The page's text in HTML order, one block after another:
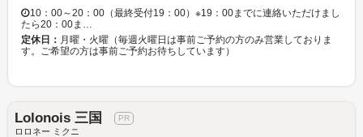
10：00～20：00（最終受付19：00）※19：00までに連絡いただけまし
たら20：00ま…
定休日： 月曜・火曜（毎週火曜日は事前ご予約の方のみ営業しておりま
す。ご希望の方は事前ご予約お待ちしています）
Lolonois 三国
ロロネー ミクニ